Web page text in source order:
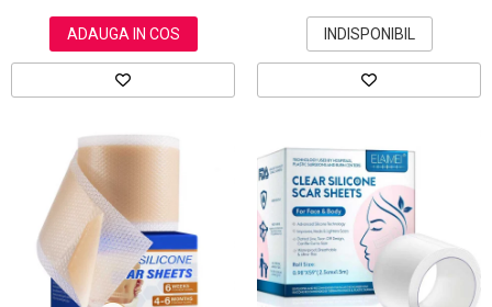
ADAUGA IN COS INDISPONIBIL